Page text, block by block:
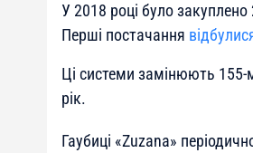
У 2018 році було
Перші постачання
Ці системи замінюють 155-
рік.
Гаубиці «Zuzana»